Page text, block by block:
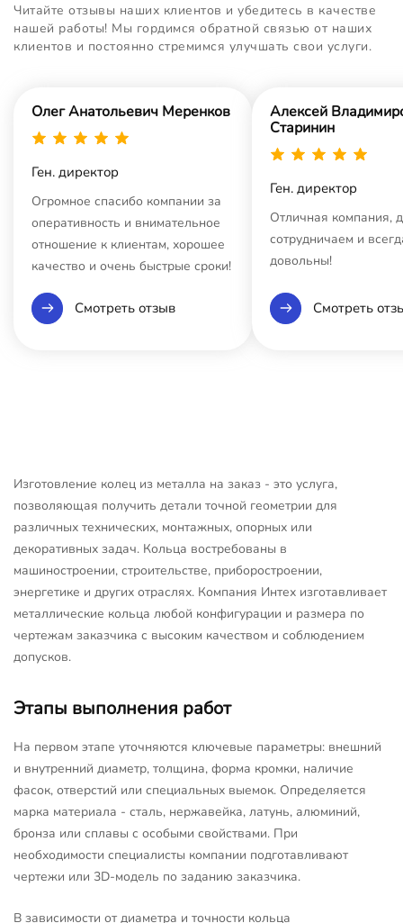
Читайте отзывы наших клиентов и убедитесь в качестве
нашей работы! Мы гордимся обратной связью от наших
клиентов и постоянно стремимся улучшать свои услуги.
Олег Анатольевич Меренков
Ген. директор
Огромное спасибо компании за
оперативность и внимательное
отношение к клиентам, хорошее
качество и очень быстрые сроки!
Смотреть отзыв
Алексей
Старинин
Ген. директор
Отличная компания,
сотрудничаем и
довольны!
Смотреть
Изготовление колец из металла на заказ - это услуга,
позволяющая получить детали точной геометрии для
различных технических, монтажных, опорных или
декоративных задач. Кольца востребованы в
машиностроении, строительстве, приборостроении,
энергетике и других отраслях. Компания Интех изготавливает
металлические кольца любой конфигурации и размера по
чертежам заказчика с высоким качеством и соблюдением
допусков.
Этапы выполнения работ
На первом этапе уточняются ключевые параметры: внешний
и внутренний диаметр, толщина, форма кромки, наличие
фасок, отверстий или специальных выемок. Определяется
марка материала - сталь, нержавейка, латунь, алюминий,
бронза или сплавы с особыми свойствами. При
необходимости специалисты компании подготавливают
чертежи или 3D-модель по заданию заказчика.
В зависимости от диаметра и точности кольца